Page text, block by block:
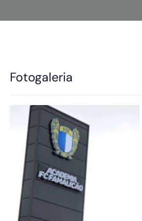
Fotogaleria